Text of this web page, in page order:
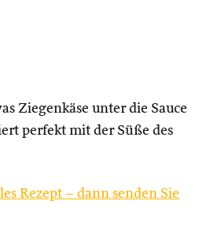
Ziegenkäse unter die Sauce
perfekt mit der Süße des
Rezept – dann senden Sie